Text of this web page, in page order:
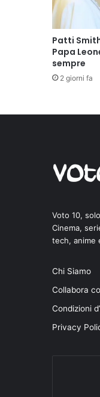
Patti
Papa
sempre
2 giorni fa
Voto 10,
Cinema,
tech, anime
Chi Siamo
Collabora
Condizioni
Privacy